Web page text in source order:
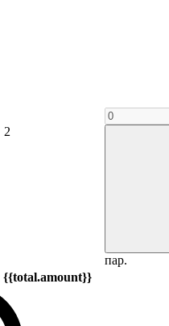
2
пар.
{{total.amount}}